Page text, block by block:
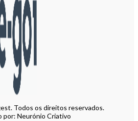
Todos os direitos reservados.
por: Neurónio Criativo